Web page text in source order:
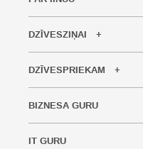
DZĪVESZIŅAI
DZĪVESPRIEKAM
BIZNESA GURU
IT GURU